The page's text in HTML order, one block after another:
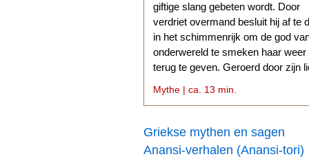
giftige slang gebeten wordt. Door
verdriet overmand besluit hij af te
in het schimmenrijk om de god
onderwereld te smeken haar weer
terug te geven. Geroerd door zijn
Mythe | ca. 13 min.
Griekse mythen en sagen
Anansi-verhalen (Anansi-tori)